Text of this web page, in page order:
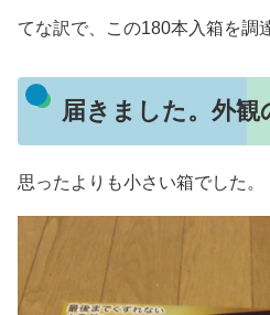
てな訳で、この180本入箱を調
届きました。外観
思ったよりも小さい箱でした。